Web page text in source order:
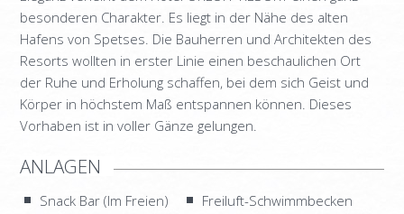
MAISONETTE
SUPERIOR MAISONETTE – 2 BEDROOM
SUPERIOR MAISONETTE – 3 BEDROOM
SUITE
OLD MANSION
besonderen Charakter. Es liegt in der Nähe des alten
Hafens von Spetses. Die Bauherren und Architekten des
Resorts wollten in erster Linie einen beschaulichen Ort
der Ruhe und Erholung schaffen, bei dem sich Geist und
Körper in höchstem Maß entspannen können. Dieses
Vorhaben ist in voller Gänze gelungen.
ANLAGEN
Snack Bar (Im Freien)
Freiluft-Schwimmbecken